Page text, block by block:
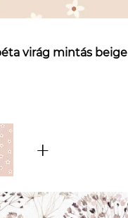
virág mintás beige